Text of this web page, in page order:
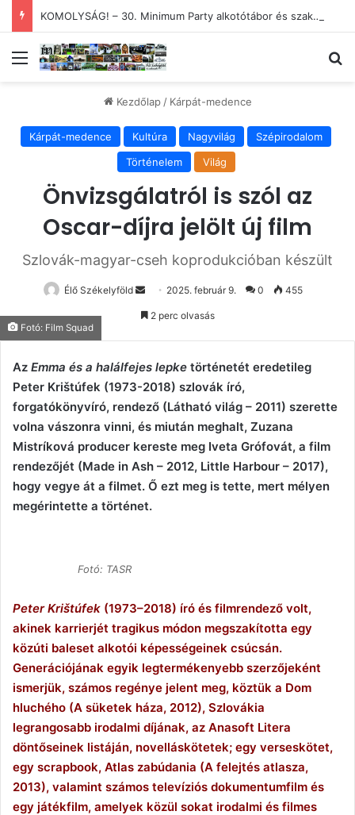
KOMOLYSÁG! – 30. Minimum Party alkotótábor és szakmai fórum
Menü
Kezdőlap / Kárpát-medence
Kárpát-medence Kultúra Nagyvilág
Szépirodalom
Történelem
Világ
Önvizsgálatról is szól az
Oscar-díjra jelölt új film
Szlovák-magyar-cseh koprodukcióban készült
Élő Székelyföld
Send
an
2025. február 9. 0 455
2 perc olvasás
Fotó: Film Squad
Az Emma és a halálfejes lepke történetét eredetileg
Peter Krištúfek (1973-2018) szlovák író,
forgatókönyvíró, rendező (Látható világ – 2011) szerette
volna vászonra vinni, és miután meghalt, Zuzana
Mistríková producer kereste meg Iveta Grófovát, a film
rendezőjét (Made in Ash – 2012, Little Harbour – 2017),
hogy vegye át a filmet. Ő ezt meg is tette, mert mélyen
megérintette a történet.
Fotó: TASR
Peter Krištúfek (1973–2018) író és filmrendező volt,
akinek karrierjét tragikus módon megszakította egy
közúti baleset alkotói képességeinek csúcsán.
Generációjának egyik legtermékenyebb szerzőjeként
ismerjük, számos regénye jelent meg, köztük a Dom
hluchého (A süketek háza, 2012), Szlovákia
legrangosabb irodalmi díjának, az Anasoft Litera
döntőseinek listáján, novelláskötetek; egy verseskötet,
egy scrapbook, Atlas zabúdania (A felejtés atlasza,
2013), valamint számos televíziós dokumentumfilm és
egy játékfilm, amelyek közül sokat irodalmi és filmes